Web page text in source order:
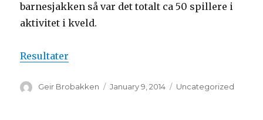
barnesjakken så var det totalt ca 50 spillere i
aktivitet i kveld.
Resultater
Author
Geir Brobakken
Posted
January 9, 2014 Categories
Uncategorized